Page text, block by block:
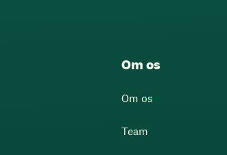
Om os
Om os
Team